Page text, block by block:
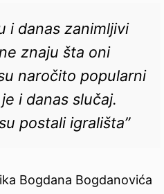
i danas zanimljivi
znaju šta oni
naročito popularni
i danas slučaj.
postali igrališta”
Bogdana Bogdanovića